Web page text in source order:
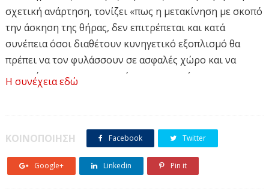
σχετική ανάρτηση, τονίζει «πως η μετακίνηση με σκοπό
την άσκηση της θήρας, δεν επιτρέπεται και κατά
συνέπεια όσοι διαθέτουν κυνηγετικό εξοπλισμό θα
πρέπει να τον φυλάσσουν σε ασφαλές χώρο και να
αποφεύγουν να τον μεταφέρουν στα οχήματα τους».
ΕΡΤ ΚΟΖΑΝΗΣ- ΣΥΝΤΑΞΗ: Μαίρη Κεσκιλίδου
Η συνέχεια εδώ
ΚΟΙΝΟΠΟΙΗΣΗ Facebook Twitter
Google+ Linkedin Pin it